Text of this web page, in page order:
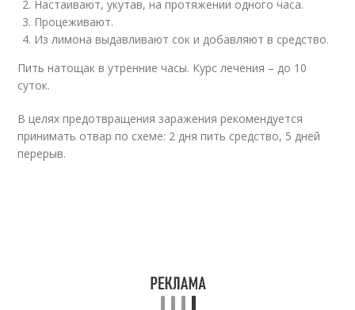
Настаивают, укутав, на протяжении одного часа.
Процеживают.
Из лимона выдавливают сок и добавляют в средство.
Пить натощак в утренние часы. Курс лечения – до 10
суток.
В целях предотвращения заражения рекомендуется
принимать отвар по схеме: 2 дня пить средство, 5 дней
перерыв.